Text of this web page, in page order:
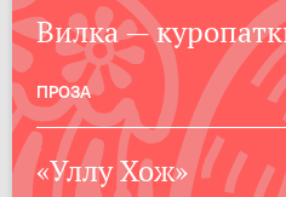
Вилка —
ПРОЗА
«Уллу Хож»